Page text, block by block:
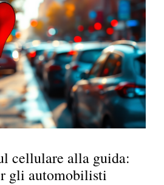
cellulare alla guida:
gli automobilisti